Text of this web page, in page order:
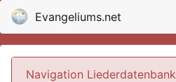
Evangeliums.net
Navigation Liederdatenbank